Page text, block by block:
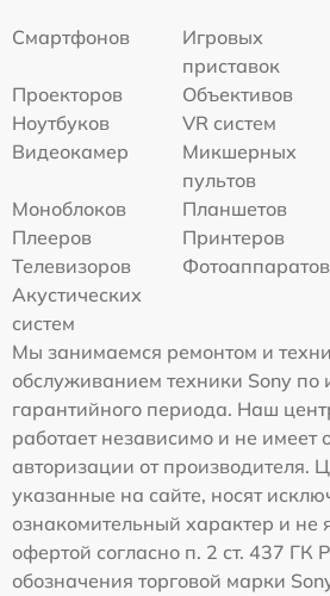
Смартфонов
Игровых
приставок
Проекторов
Объективов
Ноутбуков
VR систем
Видеокамер
Микшерных
пультов
Моноблоков
Планшетов
Плееров
Принтеров
Телевизоров
Фотоаппаратов
Акустических
систем
Мы занимаемся ремонтом и
обслуживанием техники Sony по
гарантийного периода. Наш
работает независимо и не имеет
авторизации от производителя.
указанные на сайте, носят
ознакомительный характер и не
офертой согласно п. 2 ст. 437 ГК
обозначения торговой марки